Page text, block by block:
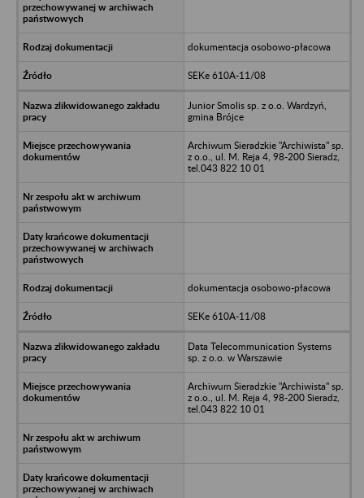
dokumentacja osobowo-płacowa
SEKe 610A-11/08
Junior Smolis sp. z o.o. Wardzyń,
gmina Brójce
Archiwum Sieradzkie "Archiwista" sp.
z o.o., ul. M. Reja 4, 98-200 Sieradz,
tel.043 822 10 01
dokumentacja osobowo-płacowa
SEKe 610A-11/08
Data Telecommunication Systems
sp. z o.o. w Warszawie
Archiwum Sieradzkie "Archiwista" sp.
z o.o., ul. M. Reja 4, 98-200 Sieradz,
tel.043 822 10 01